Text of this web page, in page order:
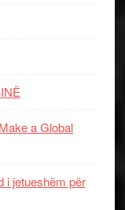
a Global
i jetueshëm për